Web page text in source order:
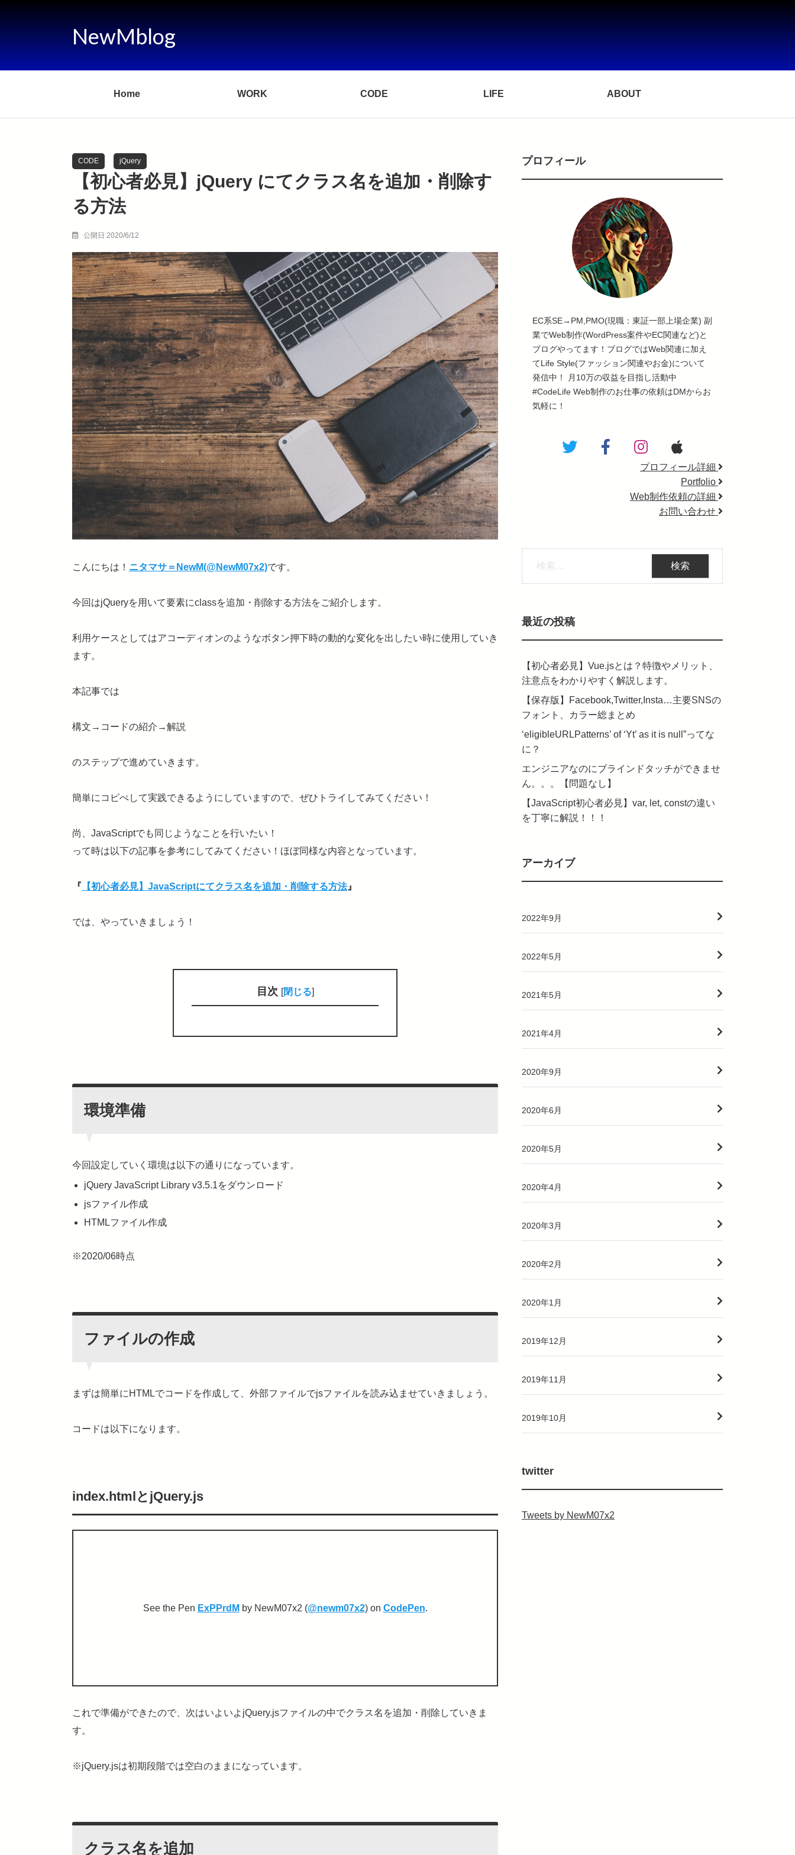
NewMblog
Home WORK CODE LIFE ABOUT
CODE jQuery
【初心者必見】jQuery にてクラス名を追加・削除す
る方法
公開日 2020/6/12
こんにちは！ ニタマサ＝NewM(@NewM07x2)です。
今回はjQueryを用いて要素にclassを追加・削除する方法をご紹介します。
利用ケースとしてはアコーディオンのようなボタン押下時の動的な変化を出したい時に使用していき
ます。
本記事では
構文→コードの紹介→解説
のステップで進めていきます。
簡単にコピぺして実践できるようにしていますので、ぜひトライしてみてください！
尚、JavaScriptでも同じようなことを行いたい！
って時は以下の記事を参考にしてみてください！ほぼ同様な内容となっています。
『 【初心者必見】JavaScriptにてクラス名を追加・削除する方法』
では、やっていきましょう！
目次 [閉じる]
環境準備
今回設定していく環境は以下の通りになっています。
jQuery JavaScript Library v3.5.1をダウンロード
jsファイル作成
HTMLファイル作成
※2020/06時点
ファイルの作成
まずは簡単にHTMLでコードを作成して、外部ファイルでjsファイルを読み込ませていきましょう。
コードは以下になります。
index.htmlとjQuery.js
See the Pen ExPPrdM by NewM07x2 (@newm07x2) on CodePen.
これで準備ができたので、次はいよいよjQuery.jsファイルの中でクラス名を追加・削除していきま
す。
※jQuery.jsは初期段階では空白のままになっています。
クラス名を追加
プロフィール
EC系SE→PM,PMO(現職：東証一部上場企業) 副
業でWeb制作(WordPress案件やEC関連など)と
ブログやってます！ブログではWeb関連に加え
てLife Style(ファッション関連やお金)について
発信中！ 月10万の収益を目指し活動中
#CodeLife Web制作のお仕事の依頼はDMからお
気軽に！
プロフィール詳細
Portfolio
Web制作依頼の詳細
お問い合わせ
最近の投稿
【初心者必見】Vue.jsとは？特徴やメリット、
注意点をわかりやすく解説します。
【保存版】Facebook,Twitter,Insta…主要SNSの
フォント、カラー総まとめ
‘eligibleURLPatterns’ of ‘Yt’ as it is null”ってな
に？
エンジニアなのにブラインドタッチができませ
ん。。。【問題なし】
【JavaScript初心者必見】var, let, constの違い
を丁寧に解説！！！
アーカイブ
2022年9月
2022年5月
2021年5月
2021年4月
2020年9月
2020年6月
2020年5月
2020年4月
2020年3月
2020年2月
2020年1月
2019年12月
2019年11月
2019年10月
twitter
Tweets by NewM07x2